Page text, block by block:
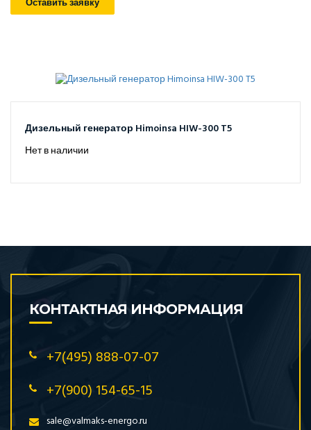
Оставить заявку
Дизельный генератор Himoinsa HIW-300 T5
Нет в наличии
КОНТАКТНАЯ ИНФОРМАЦИЯ
+7(495) 888-07-07
+7(900) 154-65-15
sale@valmaks-energo.ru